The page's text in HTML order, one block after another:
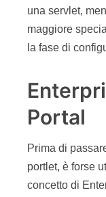
una servlet,
maggiore
la fase di
Portal
Prima di
portlet, è forse
concetto di